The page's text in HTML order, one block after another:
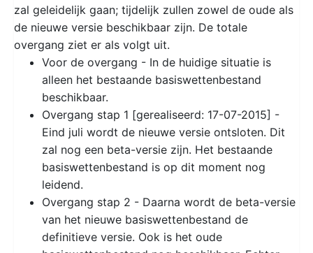
zal geleidelijk gaan; tijdelijk zullen zowel de oude als
de nieuwe versie beschikbaar zijn. De totale
overgang ziet er als volgt uit.
Voor de overgang - In de huidige situatie is
alleen het bestaande basiswettenbestand
beschikbaar.
Overgang stap 1 [gerealiseerd: 17-07-2015] -
Eind juli wordt de nieuwe versie ontsloten. Dit
zal nog een beta-versie zijn. Het bestaande
basiswettenbestand is op dit moment nog
leidend.
Overgang stap 2 - Daarna wordt de beta-versie
van het nieuwe basiswettenbestand de
definitieve versie. Ook is het oude